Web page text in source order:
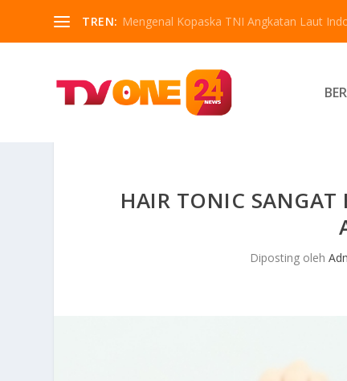
TREN: Mengenal Kopaska TNI Angkatan Laut
HAIR TONIC SANGAT
Diposting oleh